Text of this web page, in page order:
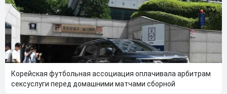
Корейская футбольная ассоциация оплачивала арбитрам
сексуслуги перед домашними матчами сборной